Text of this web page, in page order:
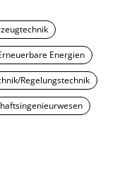
Energien
Regelungstechnik